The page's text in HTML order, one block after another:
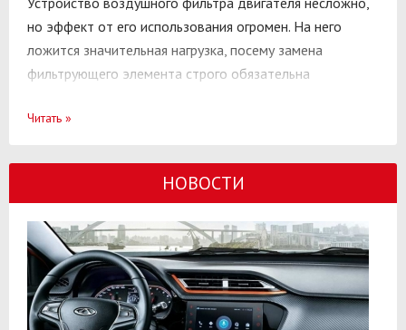
но эффект от его использования огромен. На него
ложится значительная нагрузка, посему замена
фильтрующего элемента строго обязательна
фильтра.
очистку веществ в жидком или газообразном
состоянии путем их процеживания (продувания).
Эти устройства, используемые в конструкции
современного автомобиля, разделяются по месту
применения на два вида (двигателя и салона), а по
Читать »
НОВОСТИ